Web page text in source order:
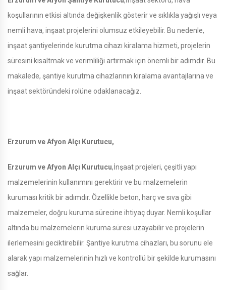
koşullarının etkisi altında değişkenlik gösterir ve sıklıkla yağışlı veya
nemli hava, inşaat projelerini olumsuz etkileyebilir. Bu nedenle,
inşaat şantiyelerinde kurutma cihazı kiralama hizmeti, projelerin
süresini kısaltmak ve verimliliği artırmak için önemli bir adımdır. Bu
makalede, şantiye kurutma cihazlarının kiralama avantajlarına ve
inşaat sektöründeki rolüne odaklanacağız.
Erzurum ve Afyon Alçı Kurutucu,
Erzurum ve Afyon Alçı Kurutucu,İnşaat projeleri, çeşitli yapı
malzemelerinin kullanımını gerektirir ve bu malzemelerin
kuruması kritik bir adımdır. Özellikle beton, harç ve sıva gibi
malzemeler, doğru kuruma sürecine ihtiyaç duyar. Nemli koşullar
altında bu malzemelerin kuruma süresi uzayabilir ve projelerin
ilerlemesini geciktirebilir. Şantiye kurutma cihazları, bu sorunu ele
alarak yapı malzemelerinin hızlı ve kontrollü bir şekilde kurumasını
sağlar.